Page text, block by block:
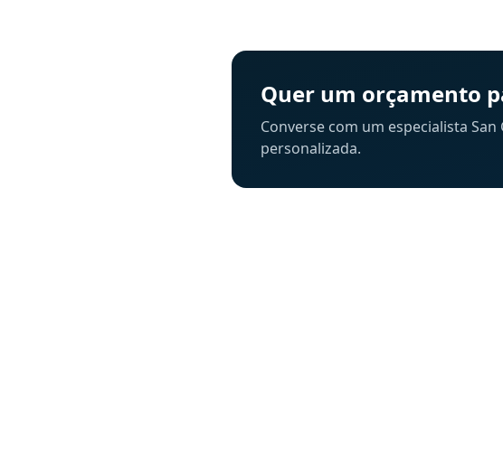
Quer um orçamento
Converse com um especialista
personalizada.